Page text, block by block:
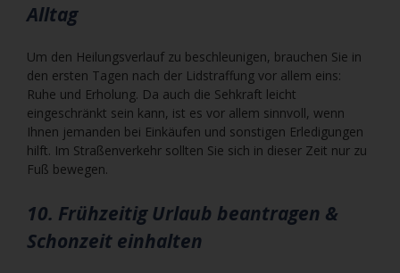
Alltag
Um den Heilungsverlauf zu beschleunigen, brauchen Sie in
den ersten Tagen nach der Lidstraffung vor allem eins:
Ruhe und Erholung. Da auch die Sehkraft leicht
eingeschränkt sein kann, ist es vor allem sinnvoll, wenn
Ihnen jemanden bei Einkäufen und sonstigen Erledigungen
hilft. Im Straßenverkehr sollten Sie sich in dieser Zeit nur zu
Fuß bewegen.
10. Frühzeitig Urlaub beantragen &
Schonzeit einhalten